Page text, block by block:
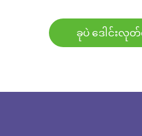
ခုပဲ ဒေါင်းလု